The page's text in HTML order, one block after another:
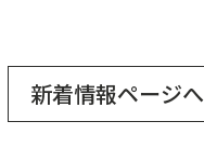
新着情報ページへ